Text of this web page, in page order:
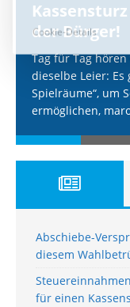
der Bürger!
Tag für Tag
dieselbe Leier:
Spielräume“, um
ermöglichen,
Abschiebe-
diesem
für einen